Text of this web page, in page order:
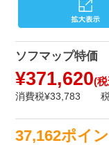
ソフマップ特価
¥371,620(
消費税¥33,783
37,162ポイ